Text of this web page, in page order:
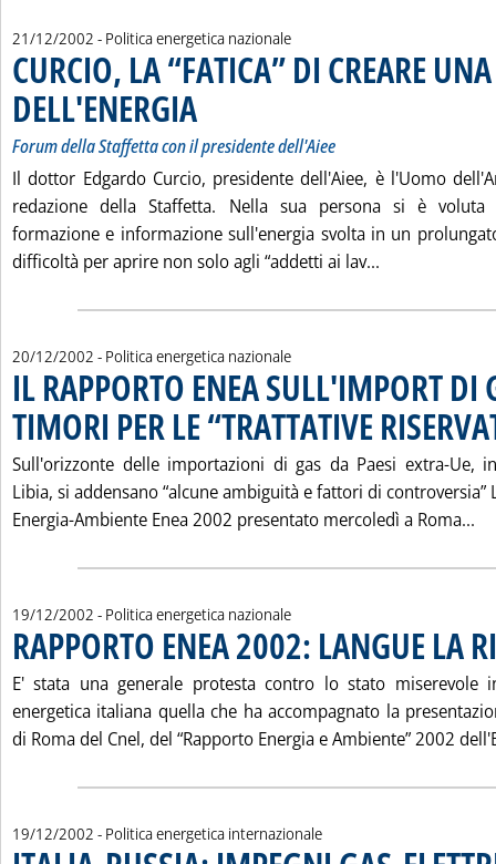
21/12/2002 - Politica energetica nazionale
CURCIO, LA “FATICA” DI CREARE
DELL'ENERGIA
Forum della Staffetta con il presidente dell'Aiee
Il dottor Edgardo Curcio, presidente dell'Aiee, è l'Uomo
redazione della Staffetta. Nella sua persona si è
formazione e informazione sull'energia svolta in un
difficoltà per aprire non solo agli “addetti ai lav...
20/12/2002 - Politica energetica nazionale
IL RAPPORTO ENEA SULL'IMPORT DI
TIMORI PER LE “TRATTATIVE
Sull'orizzonte delle importazioni di gas da Paesi extra-Ue,
Libia, si addensano “alcune ambiguità e fattori di controversia”
Energia-Ambiente Enea 2002 presentato mercoledì a Roma...
19/12/2002 - Politica energetica nazionale
RAPPORTO ENEA 2002: LANGUE LA
E' stata una generale protesta contro lo stato miserevole
energetica italiana quella che ha accompagnato la
di Roma del Cnel, del “Rapporto Energia e Ambiente” 2002
19/12/2002 - Politica energetica internazionale